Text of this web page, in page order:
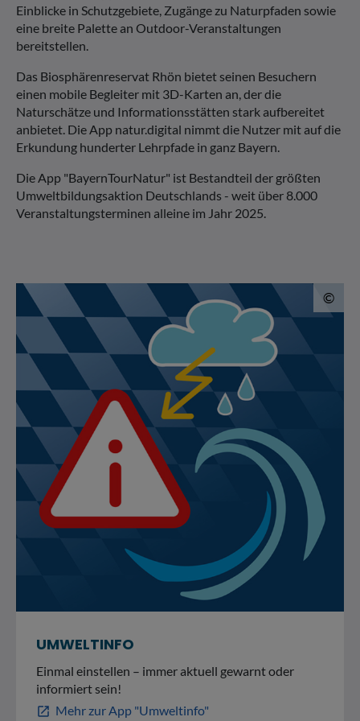
Einblicke in Schutzgebiete, Zugänge zu Naturpfaden sowie
eine breite Palette an Outdoor-Veranstaltungen
bereitstellen.
Das Biosphärenreservat Rhön bietet seinen Besuchern
einen mobile Begleiter mit 3D-Karten an, der die
Naturschätze und Informationsstätten stark aufbereitet
anbietet. Die App natur.digital nimmt die Nutzer mit auf die
Erkundung hunderter Lehrpfade in ganz Bayern.
Die App "BayernTourNatur" ist Bestandteil der größten
Umweltbildungsaktion Deutschlands - weit über 8.000
Veranstaltungsterminen alleine im Jahr 2025.
©
UMWELTINFO
Einmal einstellen – immer aktuell gewarnt oder
informiert sein!
open_in_new Mehr zur App "Umweltinfo"